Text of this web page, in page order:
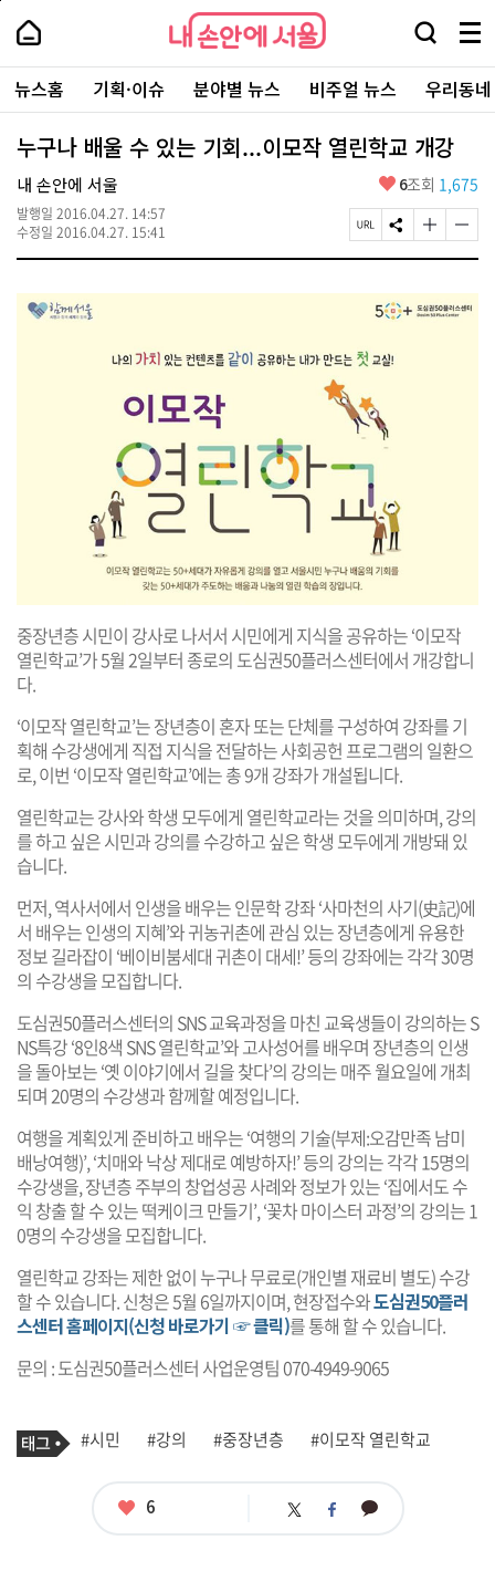
본
로
가
내
손
안
에
서
울
-
서
울
시
대
표
소
포
털
내
손
에
울
검
창
열
기
메
뉴
전
체
보
주
요
서
뉴스홈 기획·이슈 분야별 뉴스 비주얼 뉴스 우리동
누구나 배울 수 있는 기회...이모작 열린학교 개강
내 손안에 서울
발행일 2016.04.27. 14:57
수정일 2016.04.27. 15:41
좋
요
6조회 1,675
페
이
U
R
복
사
S
N
공
유
하
글
자
기
크
게
글
자
기
작
중장년층 시민이 강사로 나서서 시민에게 지식을 공유하는 ‘이모작
열린학교’가 5월 2일부터 종로의 도심권50플러스센터에서 개강합니
다.
‘이모작 열린학교’는 장년층이 혼자 또는 단체를 구성하여 강좌를 기
획해 수강생에게 직접 지식을 전달하는 사회공헌 프로그램의 일환으
로, 이번 ‘이모작 열린학교’에는 총 9개 강좌가 개설됩니다.
열린학교는 강사와 학생 모두에게 열린학교라는 것을 의미하며, 강의
를 하고 싶은 시민과 강의를 수강하고 싶은 학생 모두에게 개방돼 있
습니다.
먼저, 역사서에서 인생을 배우는 인문학 강좌 ‘사마천의 사기(史記)에
서 배우는 인생의 지혜’와 귀농귀촌에 관심 있는 장년층에게 유용한
정보 길라잡이 ‘베이비붐세대 귀촌이 대세!’ 등의 강좌에는 각각 30명
의 수강생을 모집합니다.
도심권50플러스센터의 SNS 교육과정을 마친 교육생들이 강의하는 S
NS특강 ‘8인8색 SNS 열린학교’와 고사성어를 배우며 장년층의 인생
을 돌아보는 ‘옛 이야기에서 길을 찾다’의 강의는 매주 월요일에 개최
되며 20명의 수강생과 함께할 예정입니다.
여행을 계획있게 준비하고 배우는 ‘여행의 기술(부제:오감만족 남미
배낭여행)’, ‘치매와 낙상 제대로 예방하자!’ 등의 강의는 각각 15명의
수강생을, 장년층 주부의 창업성공 사례와 정보가 있는 ‘집에서도 수
익 창출 할 수 있는 떡케이크 만들기’, ‘꽃차 마이스터 과정’의 강의는 1
0명의 수강생을 모집합니다.
열린학교 강좌는 제한 없이 누구나 무료로(개인별 재료비 별도) 수강
할 수 있습니다. 신청은 5월 6일까지이며, 현장접수와도심권50플러
스센터 홈페이지(신청 바로가기 ☞ 클릭)를 통해 할 수 있습니다.
문의 : 도심권50플러스센터 사업운영팀 070-4949-9065
기
사
태
그
#시민 #강의 #중장년층 #이모작 열린학교
좋
6 트 페 카
페
상
단
로